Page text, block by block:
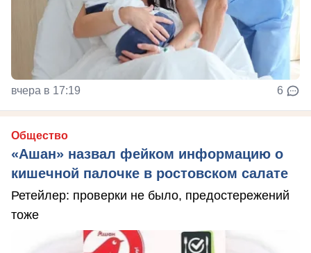
вчера в 17:19 6
Общество
«Ашан» назвал фейком информацию о
кишечной палочке в ростовском салате
Ретейлер: проверки не было, предостережений
тоже